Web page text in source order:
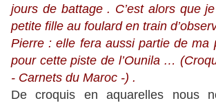
jours de battage . C’est alors que
petite fille au foulard en train
Pierre : elle fera aussi partie de ma
pour cette piste de l’Ounila …
- Carnets du Maroc -) .
De croquis en aquarelles nous